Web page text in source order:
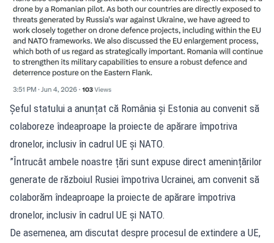
Șeful statului a anunțat că România și Estonia au convenit să
colaboreze îndeaproape la proiecte de apărare împotriva
dronelor, inclusiv în cadrul UE și NATO.
”Întrucât ambele noastre țări sunt expuse direct amenințărilor
generate de războiul Rusiei împotriva Ucrainei, am convenit să
colaborăm îndeaproape la proiecte de apărare împotriva
dronelor, inclusiv în cadrul UE și NATO.
De asemenea, am discutat despre procesul de extindere a UE,